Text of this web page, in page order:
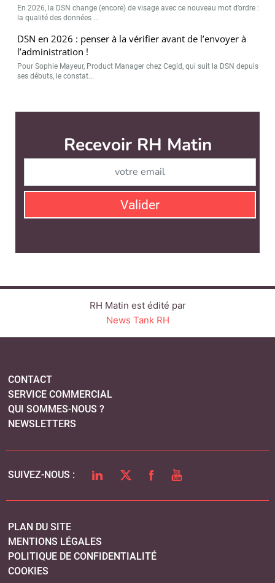
En 2026, la DSN change (encore) de visage avec ce nouveau mot d’ordre :
la qualité des données ...
DSN en 2026 : penser à la vérifier avant de l’envoyer à
l’administration !
Pour Sophie Mayeur, Product Manager chez Cegid, qui suit la DSN depuis
ses débuts, le constat...
RH Matin est édité par
QUI SOMMES-NOUS ?
LINKEDINTWITTERFACEBOOK
MENTIONS LÉGALES
POLITIQUE DE CONFIDENTIALITÉ
COOKIES